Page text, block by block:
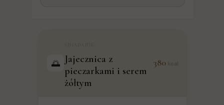
🌅 Jajecznica z
pieczarkami i serem
żółtym
380